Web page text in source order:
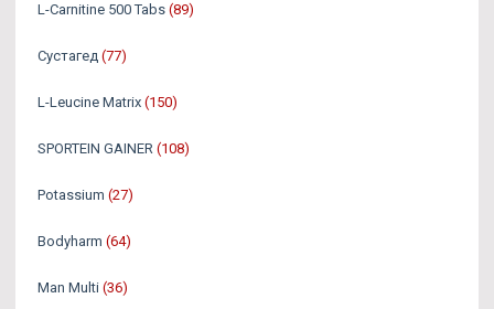
L-Carnitine 500 Tabs (89)
Сустагед (77)
L-Leucine Matrix (150)
SPORTEIN GAINER (108)
Potassium (27)
Bodyharm (64)
Man Multi (36)